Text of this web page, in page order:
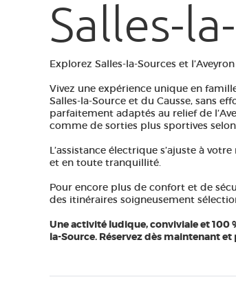
Salles-
Explorez Salles-la-Sources et
Vivez une expérience unique en
Salles-la-Source et du Causse, sans
parfaitement adaptés au relief de
comme de sorties plus sportives selon
L’assistance électrique s’ajuste à
et en toute tranquillité.
Pour encore plus de confort et de
des itinéraires soigneusement
Une activité ludique, conviviale et 100
la-Source. Réservez dès maintenant